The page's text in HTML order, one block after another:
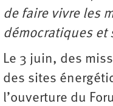
de faire vivre les
démocratiques et
Le 3 juin, des
des sites
l’ouverture du